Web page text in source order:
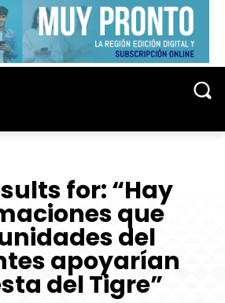
for:“Hay
que
del
apoyarían
del Tigre”